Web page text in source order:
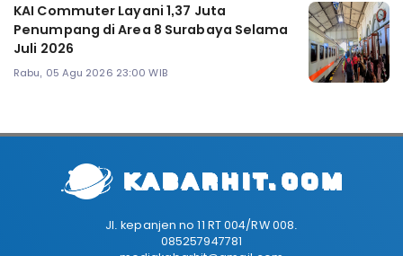
KAI Commuter Layani 1,37 Juta
Penumpang di Area 8 Surabaya Selama
Juli 2026
Rabu, 05 Agu 2026 23:00 WIB
Jl. kepanjen no 11 RT 004/RW 008.
085257947781